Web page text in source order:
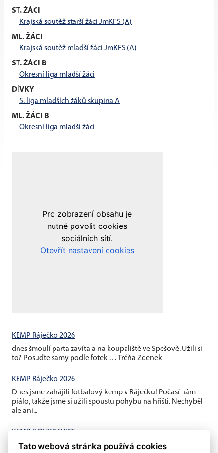
ST. ŽÁCI
Krajská soutěž starší žáci JmKFS (A)
ML. ŽÁCI
Krajská soutěž mladší žáci JmKFS (A)
ST. ŽÁCI B
Okresní liga mladší žáci
DÍVKY
5. liga mladších žáků skupina A
ML. ŽÁCI B
Okresní liga mladší žáci
KEMP Ráječko 2026
dnes šmoulí parta zavítala na koupaliště ve Spešově. Užili si
to? Posuďte samy podle fotek … Tréňa Zdenek
KEMP Ráječko 2026
Dnes jsme zahájili fotbalový kemp v Ráječku! Počasí nám
přálo, takže jsme si užili spoustu pohybu na hřišti. Nechyběl
ale ani...
KEMP DOUBRAVICE
V pátek jsme ukončili závěrečným fotbalovým minigolfem a
Tato webová stránka používá cookies